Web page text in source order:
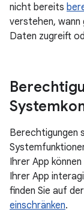
nicht bereits
verstehen, wann
Daten zugreift
Berechtigungen
Ihrer App
Ihrer App
finden Sie auf
einschränken.